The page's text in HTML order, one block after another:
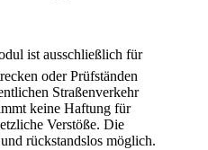
ist ausschließlich für
oder Prüfständen
Straßenverkehr
keine Haftung für
Verstöße. Die
rückstandslos möglich.